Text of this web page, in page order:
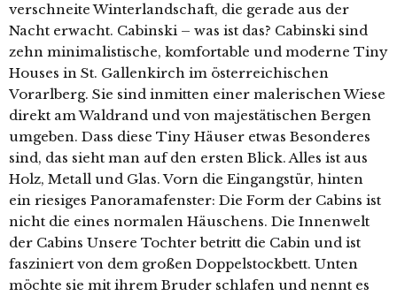
verschneite Winterlandschaft, die gerade aus der
Nacht erwacht.​ Cabinski – was ist das? Cabinski sind
zehn minimalistische, komfortable und moderne Tiny
Houses in St. Gallenkirch im österreichischen
Vorarlberg. Sie sind inmitten einer malerischen Wiese
direkt am Waldrand und von majestätischen Bergen
umgeben. Dass diese Tiny Häuser etwas Besonderes
sind, das sieht man auf den ersten Blick. Alles ist aus
Holz, Metall und Glas. Vorn die Eingangstür, hinten
ein riesiges Panoramafenster: Die Form der Cabins ist
nicht die eines normalen Häuschens. Die Innenwelt
der Cabins Unsere Tochter betritt die Cabin und ist
fasziniert von dem großen Doppelstockbett. Unten
möchte sie mit ihrem Bruder schlafen und nennt es